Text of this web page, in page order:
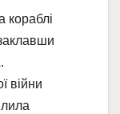
кораблі
війни